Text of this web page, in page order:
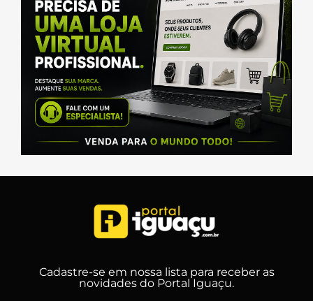
Cadastre-se em nossa lista para receber as
novidades do Portal Iguaçu.